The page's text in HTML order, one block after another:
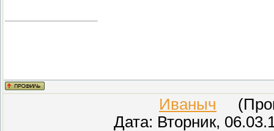
Иваныч
Дата: Вторник,